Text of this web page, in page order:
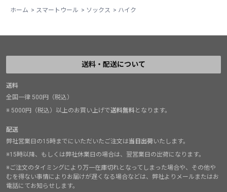
ホーム > スマートウール > ソックス > ハイク
送料・配送について
送料
全国一律 500円（税込）
※ 5000円（税込）以上のお買い上げで送料無料となります。
配送
弊社営業日の15時までにいただいたご注文は当日出荷いたします。
※15時以降、もしくは弊社休業日の場合は、翌営業日の出荷になります。
※ご注文のタイミングにより万一在庫切れとなってしまった場合や、その他や
むを得ない事情によりお届けが遅くなる場合などは、弊社よりメールまたはお
電話にてお知らせします。